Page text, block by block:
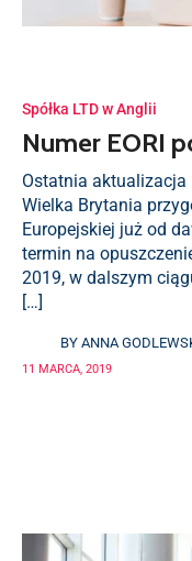
Spółka LTD w Anglii
Numer EORI
Ostatnia aktualizacja
Wielka Brytania
Europejskiej już od
termin na
2019, w dalszym
[…]
BY ANNA
11 MARCA, 2019